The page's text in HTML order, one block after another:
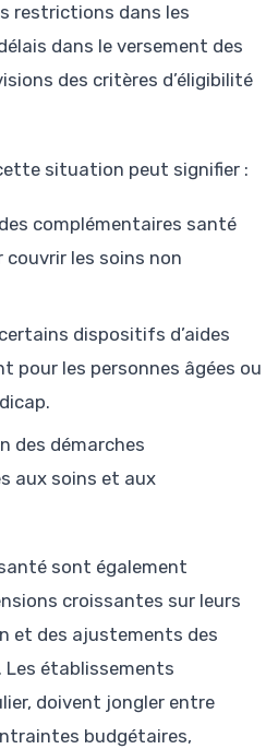
restrictions dans les
dans le versement des
des critères d’éligibilité
situation peut signifier :
complémentaires santé
couvrir les soins non
dispositifs d’aides
pour les personnes âgées ou
des démarches
aux soins et aux
sont également
croissantes sur leurs
et des ajustements des
établissements
doivent jongler entre
budgétaires,